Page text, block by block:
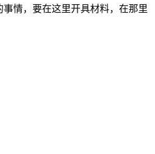
情，要在这里开具材料，在那里